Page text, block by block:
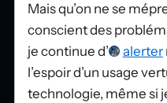
Mais qu’on ne se
conscient des
je continue d’
alerter
l’espoir d’un usage
technologie, même si